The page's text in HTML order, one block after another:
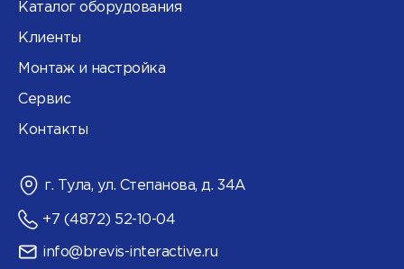
Каталог оборудования
Клиенты
Монтаж и настройка
Сервис
Контакты
г. Тула, ул. Степанова, д. 34А
+7 (4872) 52-10-04
info@brevis-interactive.ru